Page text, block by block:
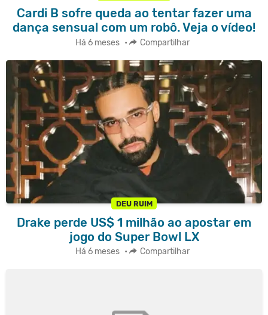
Cardi B sofre queda ao tentar fazer uma
dança sensual com um robô. Veja o vídeo!
Há 6 meses • Compartilhar
DEU RUIM
Drake perde US$ 1 milhão ao apostar em
jogo do Super Bowl LX
Há 6 meses • Compartilhar